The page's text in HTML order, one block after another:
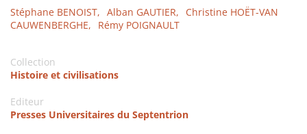
Stéphane BENOIST, Alban GAUTIER,
Christine HOËT-VAN
CAUWENBERGHE,
Rémy POIGNAULT
Collection
Histoire et civilisations
Editeur
Presses Universitaires du Septentrion